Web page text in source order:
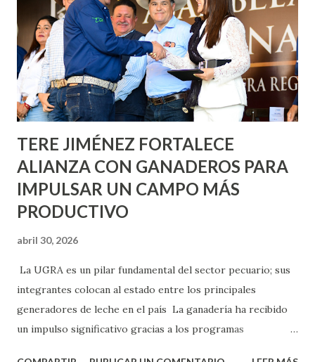
Nieto, entre Jesús F. Elizondo y la calle 22 de Octubre, con
lo que se aplicará pintura en 66 casas. Posteriormente se
llevará este programa a Villas de Nuestra Señora de la
Asunción, Avenida Alameda y Decreto 27 de Septiembre, en
los edificios FOVISSSTE Ojo de Agua, en la comunidad
Norias de Paso Hondo y en los edificios de...
TERE JIMÉNEZ FORTALECE
ALIANZA CON GANADEROS PARA
IMPULSAR UN CAMPO MÁS
PRODUCTIVO
abril 30, 2026
La UGRA es un pilar fundamental del sector pecuario; sus
integrantes colocan al estado entre los principales
generadores de leche en el país La ganadería ha recibido
un impulso significativo gracias a los programas